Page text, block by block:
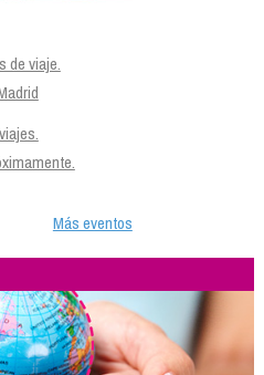
de viaje.
Más eventos